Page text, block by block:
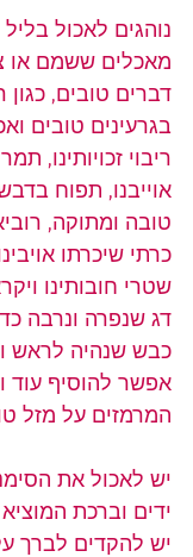
נוהגים לאכול
מאכלים ששמם או
דברים טובים, כגון
בגרעינים טובים
ריבוי זכויותינו,
אוייבנו, תפוח
טובה ומתוקה,
כרתי שיכרתו
שטרי חובותינו
דג שנפרה ונרבה
כבש שנהיה לראש
אפשר להוסיף עוד
המרמזים על מזל
יש לאכול את
ידים וברכת
יש להקדים לברך